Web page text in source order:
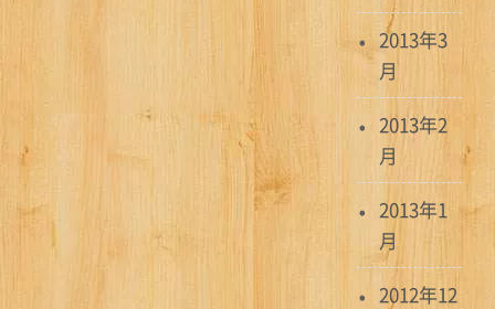
2013年3
月
2013年2
月
2013年1
月
2012年12